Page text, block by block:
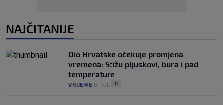
NAJČITANIJE
Dio Hrvatske očekuje promjena
vremena: Stižu pljuskovi, bura i pad
temperature
VRIJEME 6. kol. 0